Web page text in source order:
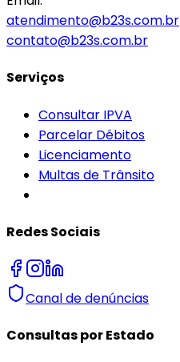
atendimento@b23s.com.br
contato@b23s.com.br
Serviços
Consultar IPVA
Parcelar Débitos
Licenciamento
Multas de Trânsito
Redes Sociais
Canal de denúncias
Consultas por Estado